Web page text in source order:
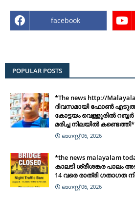
facebook
POPULAR POSTS
*The news http://
ദിവസമായി ഫോൺ
കോട്ടയം വെള്ളൂരിൽ
മരിച്ച നിലയിൽ കണ്ടെത്തി*
ഓഗസ്റ്റ് 06, 2026
*the news malayalam
കാലടി ശ്രീശങ്കര പാലം
14 വരെ രാത്രി ഗതാഗത
ഓഗസ്റ്റ് 06, 2026